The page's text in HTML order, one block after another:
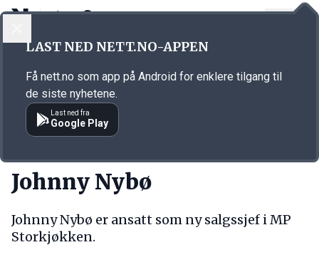
Annonsørinnhold
Johnny Nybø
Johnny Nybø er ansatt som ny salgssjef i MP
Storkjøkken.
LAST NED NETT.NO-APPEN
Få nett.no som app på Android for enklere tilgang til
de siste nyhetene.
Last ned fra
Google Play